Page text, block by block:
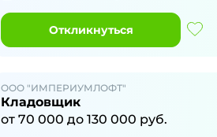
Откликнуться
ООО "ИМПЕРИУМЛОФТ"
Кладовщик
от70 000 до130 000 руб.